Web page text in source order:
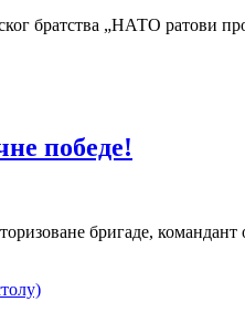
братства „НАТО ратови
победе!
бригаде,